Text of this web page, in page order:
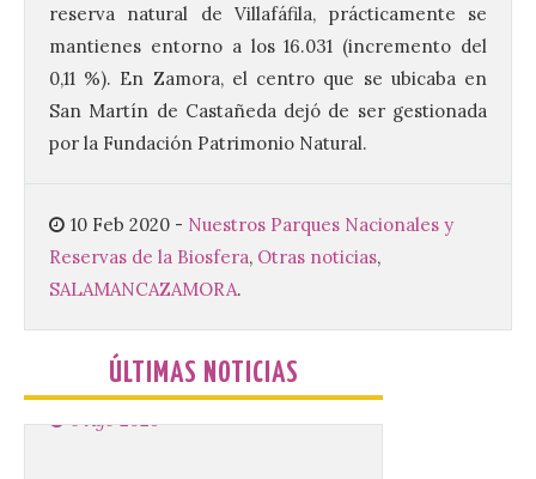
reserva natural de Villafáfila, prácticamente se
mantienes entorno a los 16.031 (incremento del
0,11 %). En Zamora, el centro que se ubicaba en
San Martín de Castañeda dejó de ser gestionada
por la Fundación Patrimonio Natural.
10 Feb 2020 - Nuestros Parques Nacionales y
Reservas de la Biosfera, Otras noticias,
SALAMANCAZAMORA.
ÚLTIMAS NOTICIAS
El Ayuntamiento de La
Bañeza presenta el
Brujería Fest Summer
musical de las fiestas
patronales. El salón de plenos del
Ayuntamiento de La Bañeza acogió el 4 de
El gran libro del eclipse
9 Ago 2026
Península Ibérica el